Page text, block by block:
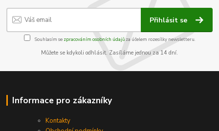
Přihlásit se
Souhlasím se zpracováním osobních údajůza účelem rozesílky newsletteru.
Můžete se kdykoli odhlásit. Zasíláme jednou za 14 dní.
Informace pro zákazníky
Kontakty